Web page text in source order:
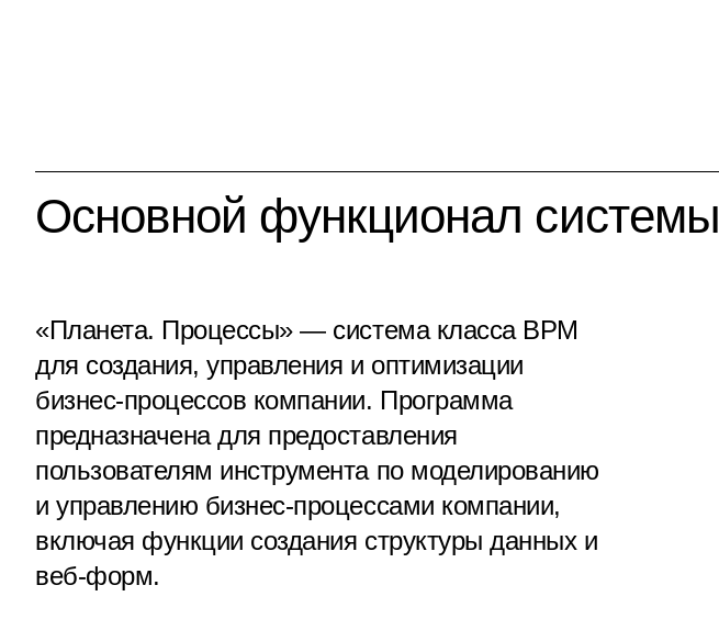
Основной функционал системы
«Планета. Процессы» — система класса BPM
для создания, управления и оптимизации
бизнес-процессов компании. Программа
предназначена для предоставления
пользователям инструмента по моделированию
и управлению бизнес-процессами компании,
включая функции создания структуры данных и
веб-форм.